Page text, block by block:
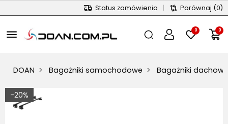
Status zamówienia | Porównaj (0)
menu 0 0
DOAN Bagażniki samochodowe Bagażniki dachowe
-20%